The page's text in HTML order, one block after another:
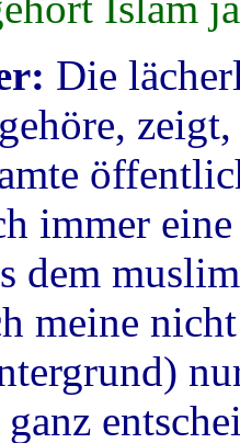
Die
immer
dem
meine